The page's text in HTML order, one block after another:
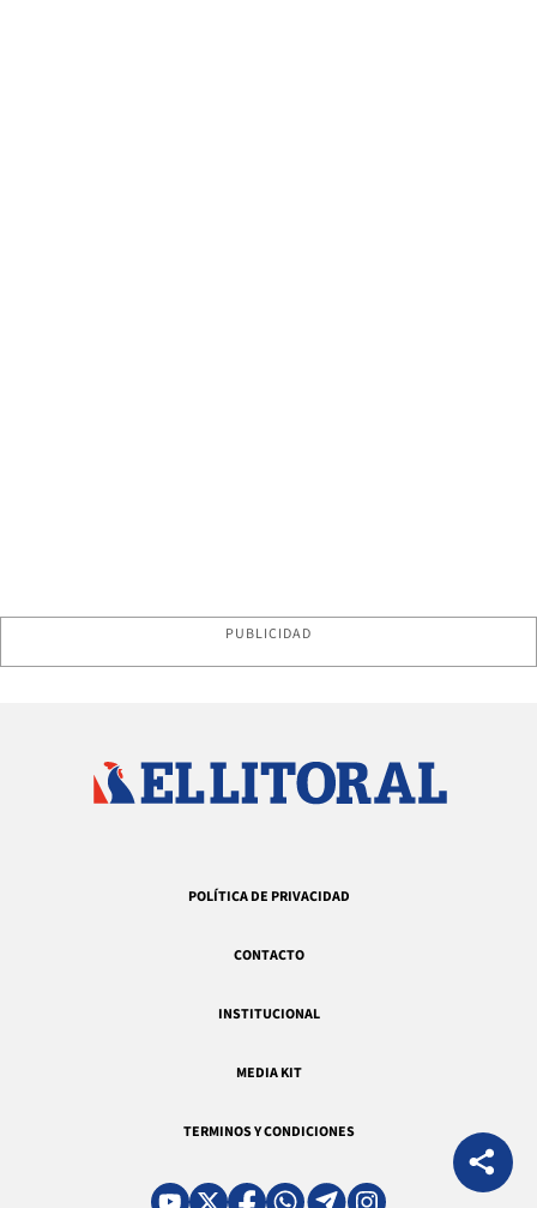
PUBLICIDAD
POLÍTICA DE PRIVACIDAD
CONTACTO
INSTITUCIONAL
MEDIA KIT
TERMINOS Y CONDICIONES